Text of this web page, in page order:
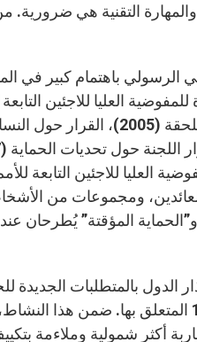
والمهارة التقنية هي
باهتمام كبير في
للمفوضية العليا للاجئين
العليا للاجئين
ومجموعات من
المؤقتة” يُطرحان
وبروتوكول 1967 المتعلق بها. ضمن
أكثر شمولية وملاءمة